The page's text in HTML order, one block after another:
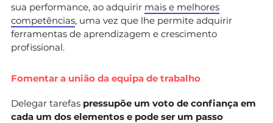
sua performance, ao adquirir mais e melhores
competências, uma vez que lhe permite adquirir
ferramentas de aprendizagem e crescimento
profissional.
Fomentar a união da equipa de trabalho
Delegar tarefas pressupõe um voto de confiança em
cada um dos elementos e pode ser um passo